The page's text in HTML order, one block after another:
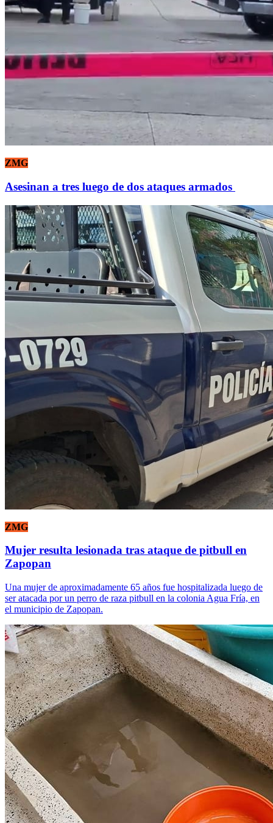
ZMG
Asesinan a tres luego de dos ataques armados
ZMG
Mujer resulta lesionada tras ataque de pitbull en
Zapopan
Una mujer de aproximadamente 65 años fue hospitalizada luego de
ser atacada por un perro de raza pitbull en la colonia Agua Fría, en
el municipio de Zapopan.